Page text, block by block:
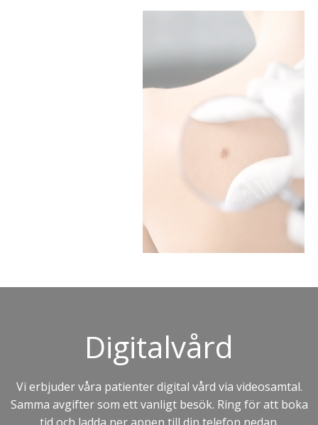
Digitalvård
Vi erbjuder våra patienter digital vård via videosamtal.
Samma avgifter som ett vanligt besök. Ring för att boka